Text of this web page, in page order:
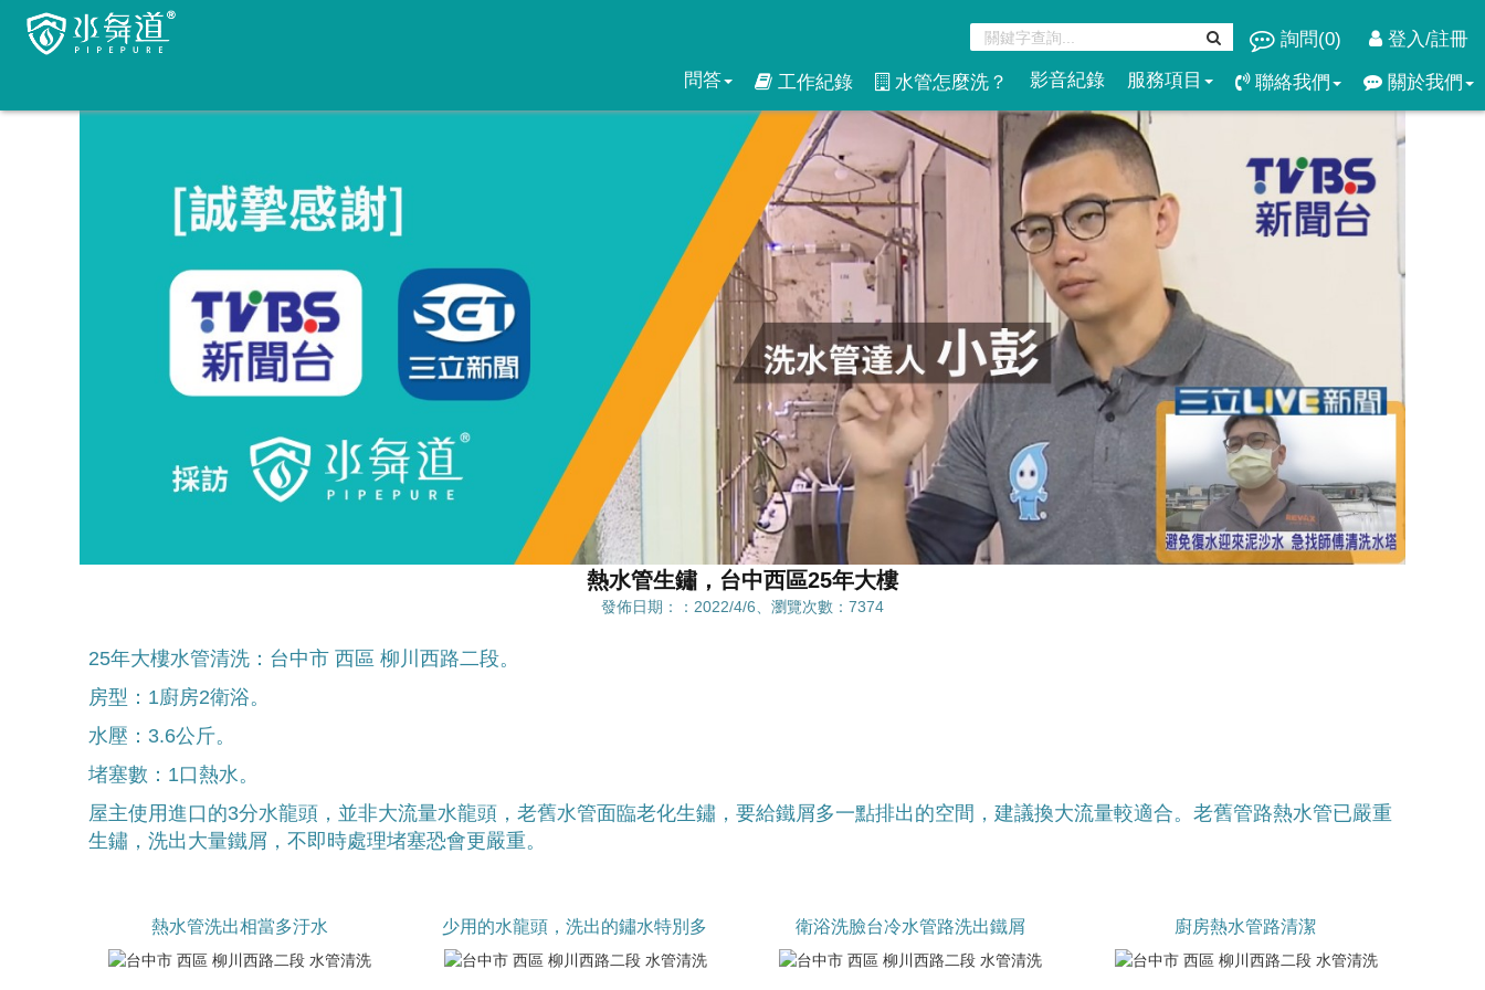
詢問(0)
登入/註冊
問答
工作紀錄 水管怎麼洗？ 影音紀錄 服務項目 聯絡我們 關於我們
熱水管生鏽，台中西區25年大樓
發佈日期：：2022/4/6、瀏覽次數：7374
25年大樓水管清洗：台中市 西區 柳川西路二段。
房型：1廚房2衛浴。
水壓：3.6公斤。
堵塞數：1口熱水。
屋主使用進口的3分水龍頭，並非大流量水龍頭，老舊水管面臨老化生鏽，要給鐵屑多一點排出的空間，建議換大流量較適合。老舊管路熱水管已嚴重
生鏽，洗出大量鐵屑，不即時處理堵塞恐會更嚴重。
熱水管洗出相當多汙水 少用的水龍頭，洗出的鏽水特別多 衛浴洗臉台冷水管路洗出鐵屑 廚房熱水管路清潔